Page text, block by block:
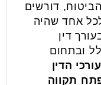
דורשים
אחד שהיה
דין
ובתחום
עורכי הדין
תקווה